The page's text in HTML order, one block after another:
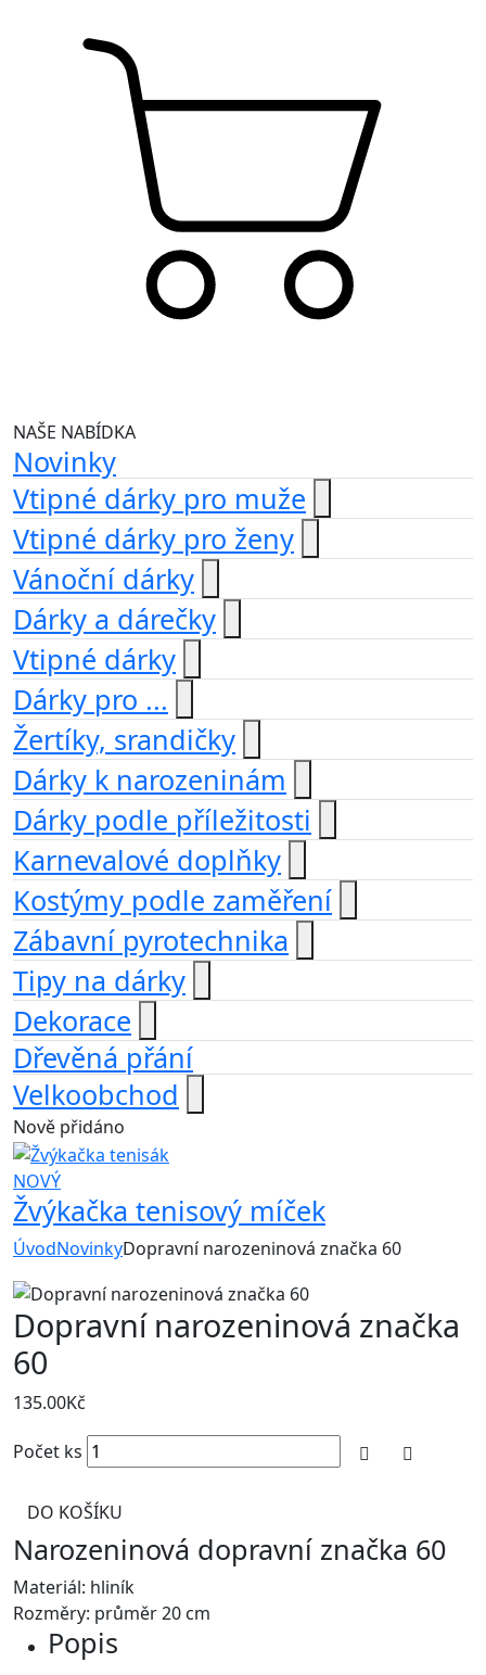
NAŠE NABÍDKA
Novinky
Vtipné dárky pro muže
Vtipné dárky pro ženy
Vánoční dárky
Dárky a dárečky
Vtipné dárky
Dárky pro ...
Žertíky, srandičky
Dárky k narozeninám
Dárky podle příležitosti
Karnevalové doplňky
Kostýmy podle zaměření
Zábavní pyrotechnika
Tipy na dárky
Dekorace
Dřevěná přání
Velkoobchod
Nově přidáno
NOVÝ
Žvýkačka tenisový míček
ÚvodNovinkyDopravní narozeninová značka 60
Dopravní narozeninová značka
60
135.00Kč
Počet ks
DO KOŠÍKU
Narozeninová dopravní značka 60
Materiál: hliník
Rozměry: průměr 20 cm
Popis